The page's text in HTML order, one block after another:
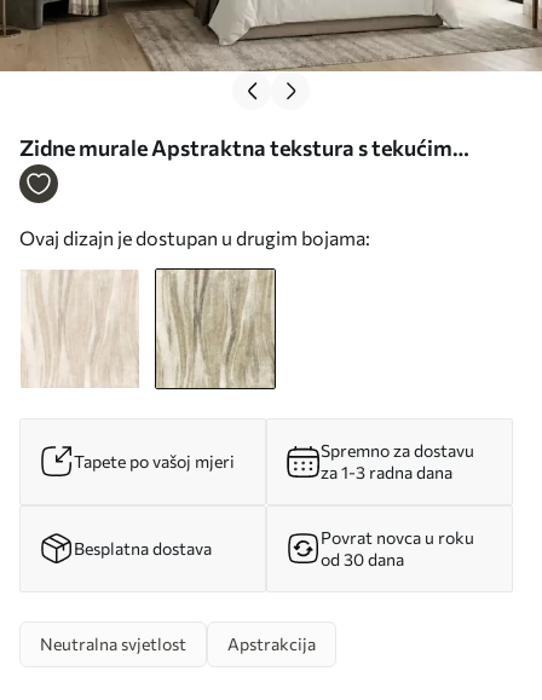
Zidne murale Apstraktna tekstura s tekućim
okomitim prugama u sivo-bež tonovima br.
Ovaj dizajn je dostupan u drugim bojama:
Tapete po vašoj mjeri
Spremno za dostavu
za 1-3 radna dana
Besplatna dostava
Povrat novca u roku
od 30 dana
Neutralna svjetlost Apstrakcija